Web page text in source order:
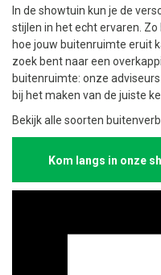
In de showtuin kun je de
stijlen in het echt ervaren.
hoe jouw buitenruimte eruit
zoek bent naar een
buitenruimte: onze
bij het maken van de juiste
Bekijk alle soorten
Kom langs in onze